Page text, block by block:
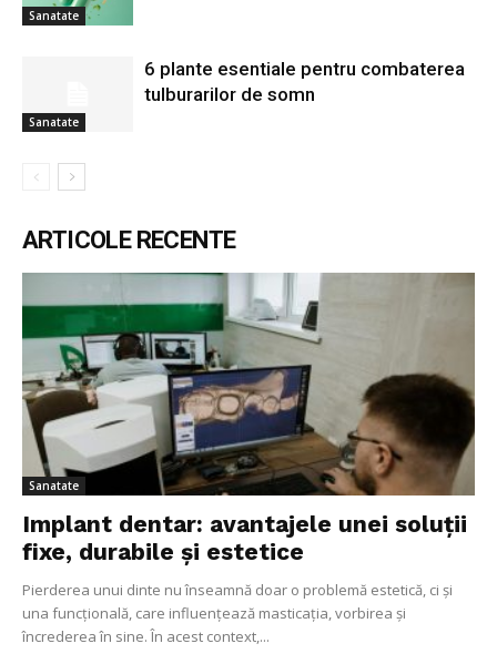
Sanatate
Sanatate
6 plante esentiale pentru combaterea
tulburarilor de somn
ARTICOLE RECENTE
Sanatate
Implant dentar: avantajele unei soluții
fixe, durabile și estetice
Pierderea unui dinte nu înseamnă doar o problemă estetică, ci și
una funcțională, care influențează masticația, vorbirea și
încrederea în sine. În acest context,...